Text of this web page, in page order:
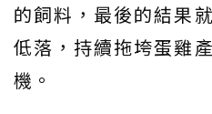
的飼料，最後的結果
低落，持續拖垮蛋雞
機。